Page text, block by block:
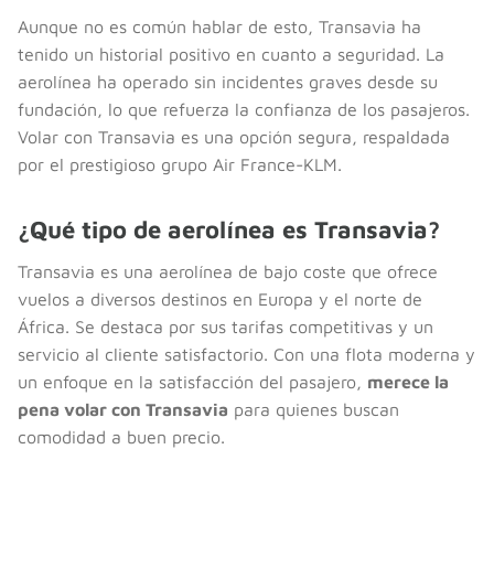
Aunque no es común hablar de esto, Transavia ha
tenido un historial positivo en cuanto a seguridad. La
aerolínea ha operado sin incidentes graves desde su
fundación, lo que refuerza la confianza de los pasajeros.
Volar con Transavia es una opción segura, respaldada
por el prestigioso grupo Air France-KLM.
¿Qué tipo de aerolínea es Transavia?
Transavia es una aerolínea de bajo coste que ofrece
vuelos a diversos destinos en Europa y el norte de
África. Se destaca por sus tarifas competitivas y un
servicio al cliente satisfactorio. Con una flota moderna y
un enfoque en la satisfacción del pasajero, merece la
pena volar con Transavia para quienes buscan
comodidad a buen precio.